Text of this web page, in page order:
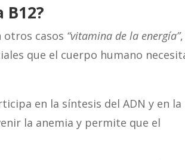
otros casos “vitamina de la energía”
que el cuerpo humano
en la síntesis del ADN y en la
la anemia y permite que el